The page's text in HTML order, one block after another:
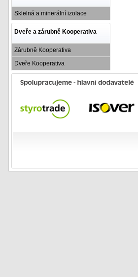
Sklelná a minerální izolace
Dveře a zárubně Kooperativa
Zárubně Kooperativa
Dveře Kooperativa